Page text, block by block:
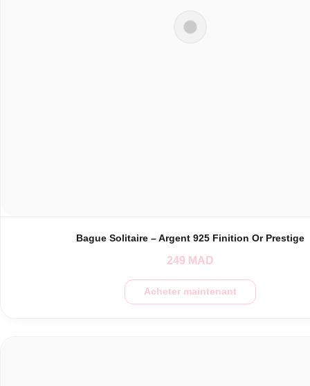
Bague Solitaire – Argent 925 Finition Or Prestige
249 MAD
Acheter maintenant